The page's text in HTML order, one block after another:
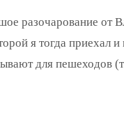
разочарование от
я тогда приехал
для пешеходов